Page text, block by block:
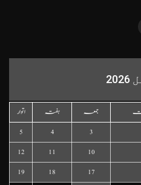
جمعہ ہفتہ
اتوار
3
4
5
10
11
12
17
18
19